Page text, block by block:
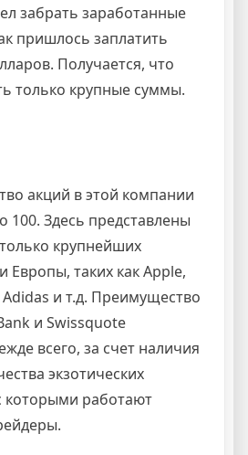
забрать заработанные
пришлось заплатить
Получается, что
только крупные суммы.
акций в этой компании
100. Здесь представлены
крупнейших
таких как Apple,
и т.д. Преимущество
и Swissquote
всего, за счет наличия
экзотических
которыми работают